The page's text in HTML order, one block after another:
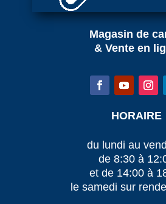
Magasin de
& Vente en
HORAIRE
du lundi au
de 8:30 à
et de 14:00 à
le samedi sur